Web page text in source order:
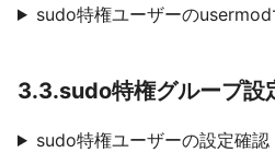
sudo特権ユーザーのusermod
3.3.sudo特権グループ設
sudo特権ユーザーの設定確認